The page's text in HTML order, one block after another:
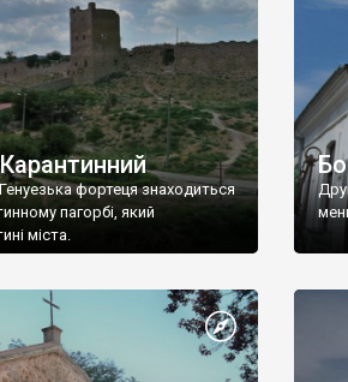
фортеця знаходиться
пагорбі, який
міста.